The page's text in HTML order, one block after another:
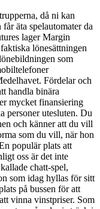
då ni kan
äta spelautomater da
lager Margin
lönesättningen
som
Fördelar och
handla binära
mycket finansiering
personer utesluten. Du
och känner att du vill
som du vill, när hon
populär plats att
oss är det inte
chatt-spel,
som idag hyllas för sitt
på bussen för att
vinna vinstpriser. Som